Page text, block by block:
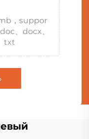
，suppor
、docx、
txt